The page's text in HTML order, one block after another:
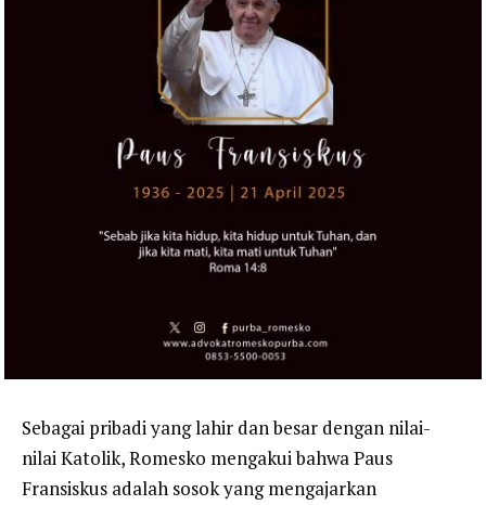
Sebagai pribadi yang lahir dan besar dengan nilai-
nilai Katolik, Romesko mengakui bahwa Paus
Fransiskus adalah sosok yang mengajarkan